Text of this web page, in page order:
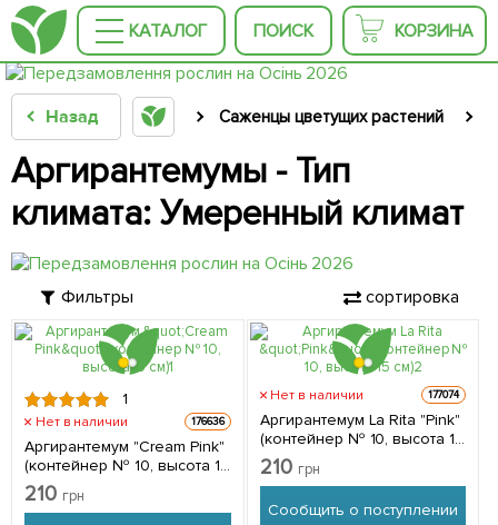
КАТАЛОГ ПОИСК КОРЗИНА
Назад Саженцы цветущих растений
Аргирантемумы - Тип
климата: Умеренный климат
Фильтры сортировка
1
Нет в наличии 176636
Аргирантемум "Cream Pink"
(контейнер № 10, высота 15
см) 1 саженец в упаковке
210 грн
Нет в наличии 177074
Аргирантемум La Rita "Pink"
(контейнер № 10, высота 15
см) 1 саженец в упаковке
210 грн
Сообщить о поступлении